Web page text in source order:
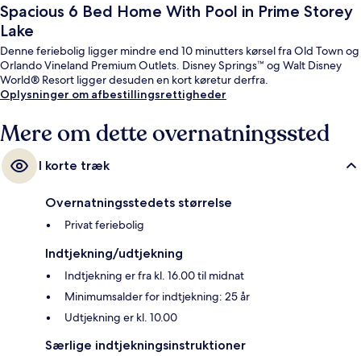
Spacious 6 Bed Home With Pool in Prime Storey
Lake
Denne feriebolig ligger mindre end 10 minutters kørsel fra Old Town og
Orlando Vineland Premium Outlets. Disney Springs™ og Walt Disney
World® Resort ligger desuden en kort køretur derfra.
Oplysninger om afbestillingsrettigheder
Mere om dette overnatningssted
I korte træk
Overnatningsstedets størrelse
Privat feriebolig
Indtjekning/udtjekning
Indtjekning er fra kl. 16.00 til midnat
Minimumsalder for indtjekning: 25 år
Udtjekning er kl. 10.00
Særlige indtjekningsinstruktioner